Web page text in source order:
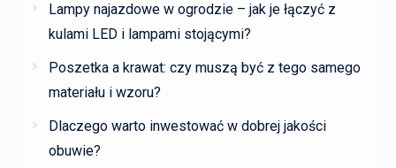
Lampy najazdowe w ogrodzie – jak je łączyć z
kulami LED i lampami stojącymi?
Poszetka a krawat: czy muszą być z tego samego
materiału i wzoru?
Dlaczego warto inwestować w dobrej jakości
obuwie?